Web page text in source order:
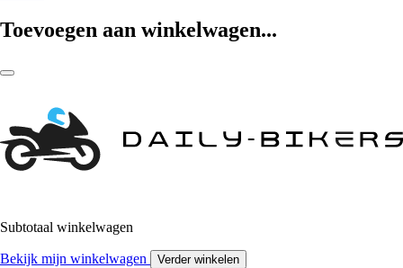
Toevoegen aan winkelwagen...
Subtotaal winkelwagen
Bekijk mijn winkelwagen Verder winkelen